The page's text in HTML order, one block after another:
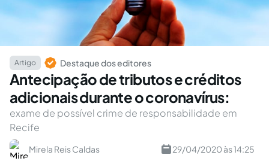
Artigo Destaque dos editores
Antecipação de tributos e créditos
adicionais durante o coronavírus:
exame de possível crime de responsabilidade em
Recife
Mirela Reis Caldas 29/04/2020 às 14:25